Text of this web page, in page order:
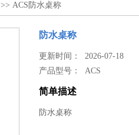
>> ACS防水桌称
防水桌称
更新时间： 2026-07-18
产品型号：ACS
简单描述
防水桌称